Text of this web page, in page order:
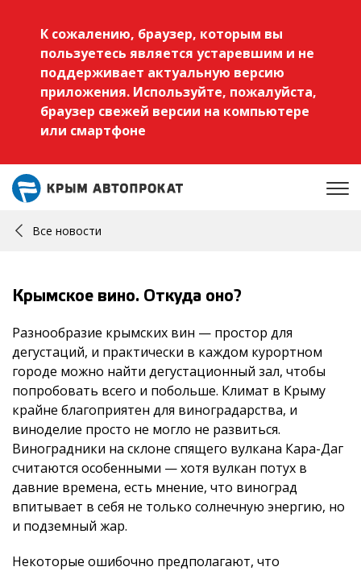
К сожалению, браузер, которым вы
пользуетесь является устаревшим и не
поддерживает актуальную версию
приложения. Используйте, пожалуйста,
браузер свежей версии на компьютере
или смартфоне
Все новости
Крымское вино. Откуда оно?
Разнообразие крымских вин — простор для
дегустаций, и практически в каждом курортном
городе можно найти дегустационный зал, чтобы
попробовать всего и побольше. Климат в Крыму
крайне благоприятен для виноградарства, и
виноделие просто не могло не развиться.
Виноградники на склоне спящего вулкана Кара-Даг
считаются особенными — хотя вулкан потух в
давние времена, есть мнение, что виноград
впитывает в себя не только солнечную энергию, но
и подземный жар.
Некоторые ошибочно предполагают, что